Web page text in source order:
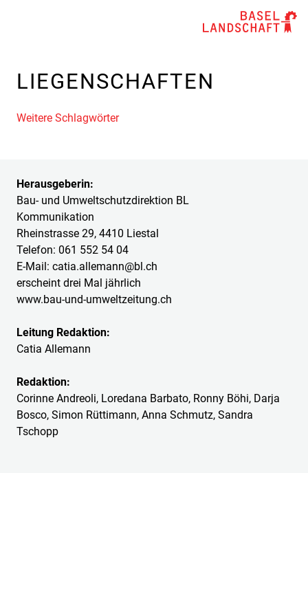
LIEGENSCHAFTEN
Weitere Schlagwörter
Herausgeberin:
Bau- und Umweltschutzdirektion BL
Kommunikation
Rheinstrasse 29, 4410 Liestal
Telefon: 061 552 54 04
E-Mail: catia.allemann@bl.ch
erscheint drei Mal jährlich
www.bau-und-umweltzeitung.ch
Leitung Redaktion:
Catia Allemann
Redaktion:
Corinne Andreoli, Loredana Barbato, Ronny Böhi, Darja
Bosco, Simon Rüttimann, Anna Schmutz, Sandra
Tschopp